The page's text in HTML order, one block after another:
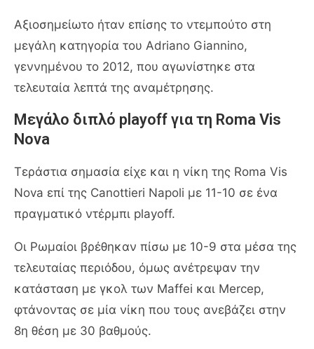
Αξιοσημείωτο ήταν επίσης το ντεμπούτο στη
μεγάλη κατηγορία του Adriano Giannino,
γεννημένου το 2012, που αγωνίστηκε στα
τελευταία λεπτά της αναμέτρησης.
Μεγάλο διπλό playoff για τη Roma Vis
Nova
Τεράστια σημασία είχε και η νίκη της Roma Vis
Nova επί της Canottieri Napoli με 11-10 σε ένα
πραγματικό ντέρμπι playoff.
Οι Ρωμαίοι βρέθηκαν πίσω με 10-9 στα μέσα της
τελευταίας περιόδου, όμως ανέτρεψαν την
κατάσταση με γκολ των Maffei και Mercep,
φτάνοντας σε μία νίκη που τους ανεβάζει στην
8η θέση με 30 βαθμούς.